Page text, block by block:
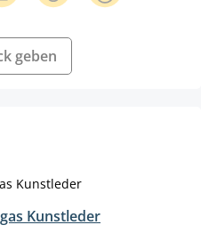
geben
Kunstleder